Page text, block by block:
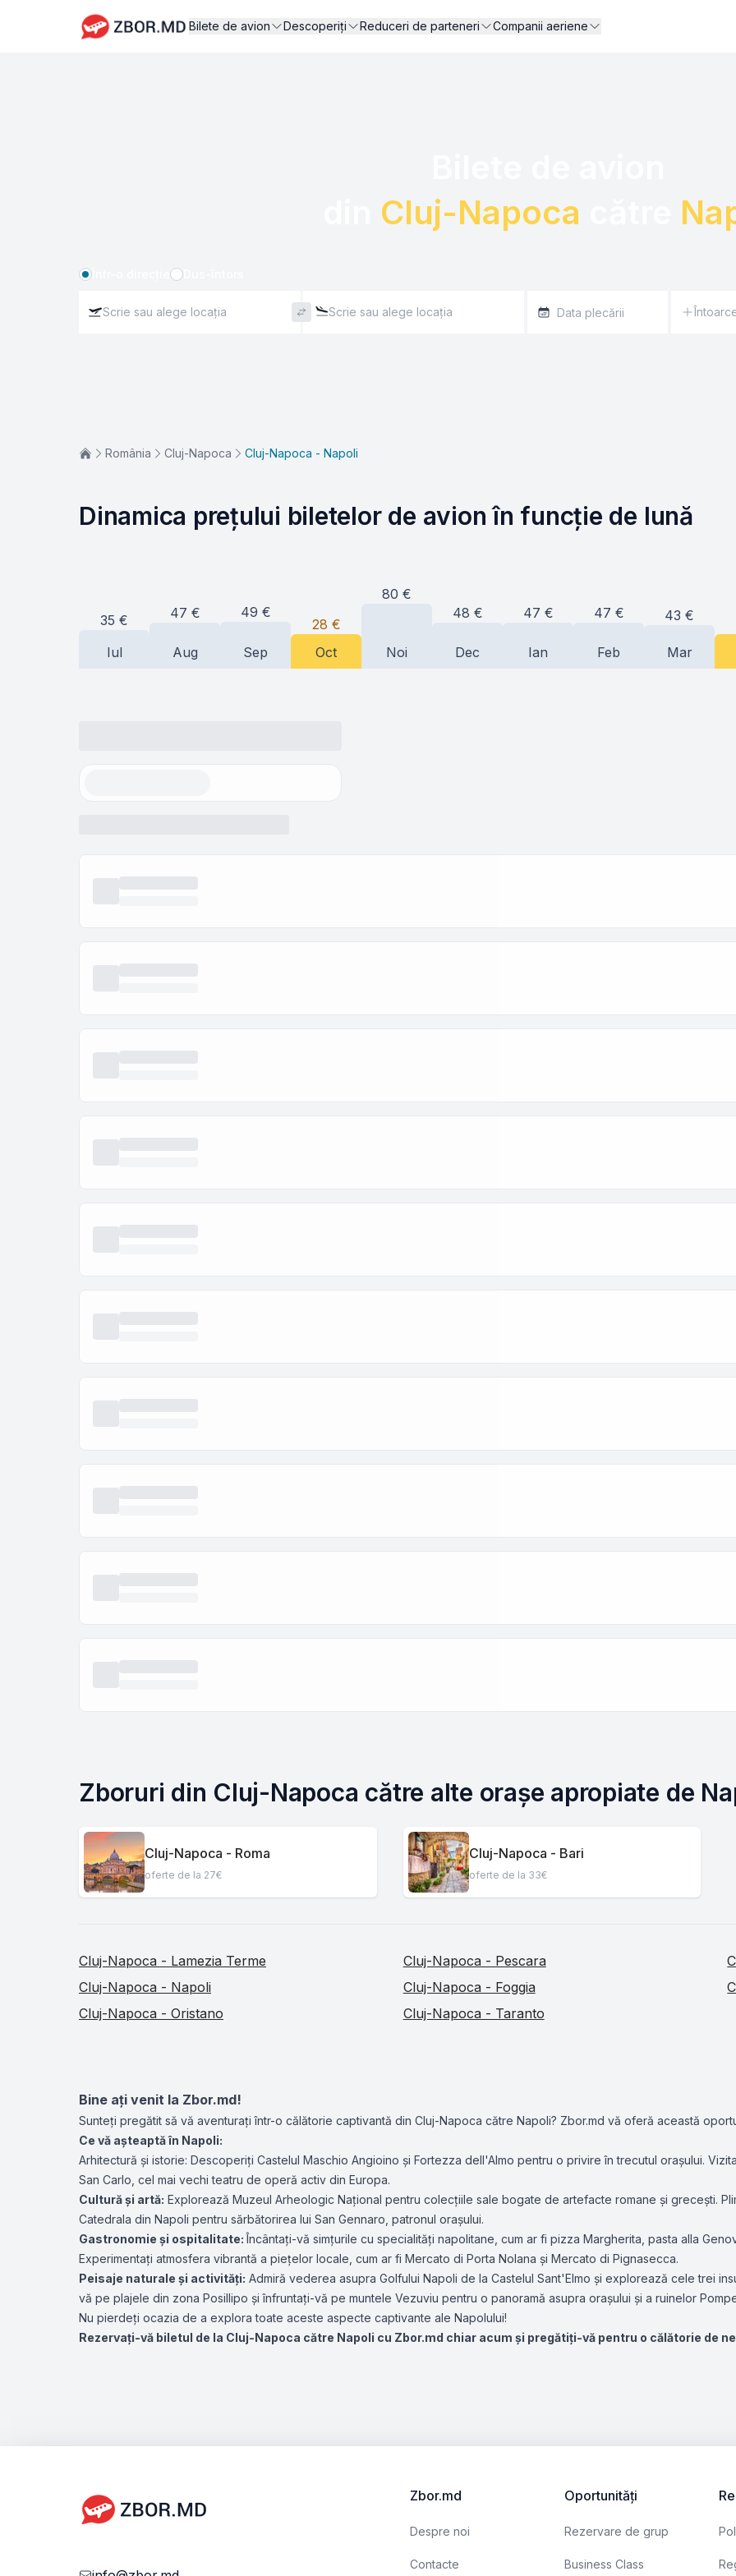
Bilete de avion Descoperiți Reduceri de parteneri Companii aeriene
Cluj-Napoca
România Cluj-Napoca Cluj-Napoca - Napoli
Dinamica prețului biletelor de avion în funcție de lună
35 €
Iul
47 €
Aug
49 €
Sep
28 €
Oct
80 €
Noi
48 €
Dec
47 €
Ian
47 €
Feb
43 €
Mar
Zboruri din Cluj-Napoca către alte orașe apropiate de
Cluj-Napoca - Roma
oferte de la 27€
Cluj-Napoca - Bari
oferte de la 33€
Cluj-Napoca - Lamezia Terme Cluj-Napoca - Pescara
Cluj-Napoca - Napoli
Cluj-Napoca - Foggia
Cluj-Napoca - Oristano
Cluj-Napoca - Taranto
Bine ați venit la Zbor.md!
Sunteți pregătit să vă aventurați într-o călătorie captivantă din Cluj-Napoca către Napoli? Zbor.md vă oferă această
Ce vă așteaptă în Napoli:
Arhitectură și istorie: Descoperiți Castelul Maschio Angioino și Fortezza dell'Almo pentru o privire în trecutul orașului.
San Carlo, cel mai vechi teatru de operă activ din Europa.
Cultură și artă: Explorează Muzeul Arheologic Național pentru colecțiile sale bogate de artefacte romane și grecești.
Catedrala din Napoli pentru sărbătorirea lui San Gennaro, patronul orașului.
Gastronomie și ospitalitate:Încântați-vă simțurile cu specialități napolitane, cum ar fi pizza Margherita, pasta alla
Experimentați atmosfera vibrantă a piețelor locale, cum ar fi Mercato di Porta Nolana și Mercato di Pignasecca.
Peisaje naturale și activități: Admiră vederea asupra Golfului Napoli de la Castelul Sant'Elmo și explorează cele trei
vă pe plajele din zona Posillipo și înfruntați-vă pe muntele Vezuviu pentru o panoramă asupra orașului și a ruinelor
Nu pierdeți ocazia de a explora toate aceste aspecte captivante ale Napolului!
Rezervați-vă biletul de la Cluj-Napoca către Napoli cu Zbor.md chiar acum și pregătiți-vă pentru o călătorie de
Zbor.md
Despre noi
Contacte
Oportunități
Rezervare de grup
Business Class